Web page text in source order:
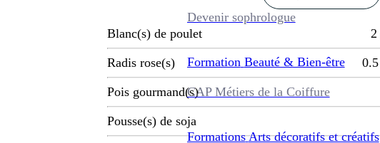
Devenir sophrologue
Formation Beauté & Bien-être
CAP Métiers de la Coiffure
Formations Arts décoratifs et créatifs
Blanc(s) de poulet 2
Radis rose(s) 0.5
Pois gourmand(s)
Pousse(s) de soja